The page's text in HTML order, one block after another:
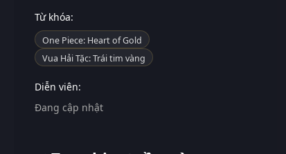
Từ khóa:
One Piece: Heart of Gold
Vua Hải Tặc: Trái tim vàng
Diễn viên:
Đang cập nhật